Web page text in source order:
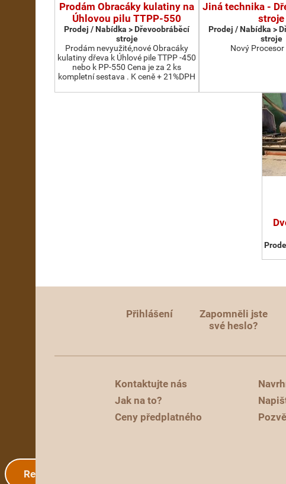
Registrace
Prodám Obracáky kulatiny na
Úhlovou pilu TTPP-550
Prodej / Nabídka > Dřevoobráběcí
stroje
Prodám nevyužité,nové Obracáky
kulatiny dřeva k Úhlové pile TTPP -450
nebo k PP-550 Cena je za 2 ks
kompletní sestava . K ceně + 21%DPH
Jiná technika -
stroje
Prodej / Nabídka >
stroje
Nový Procesor
Přihlášení
Zapomněli jste
své heslo?
Kontaktujte nás
Jak na to?
Ceny předplatného